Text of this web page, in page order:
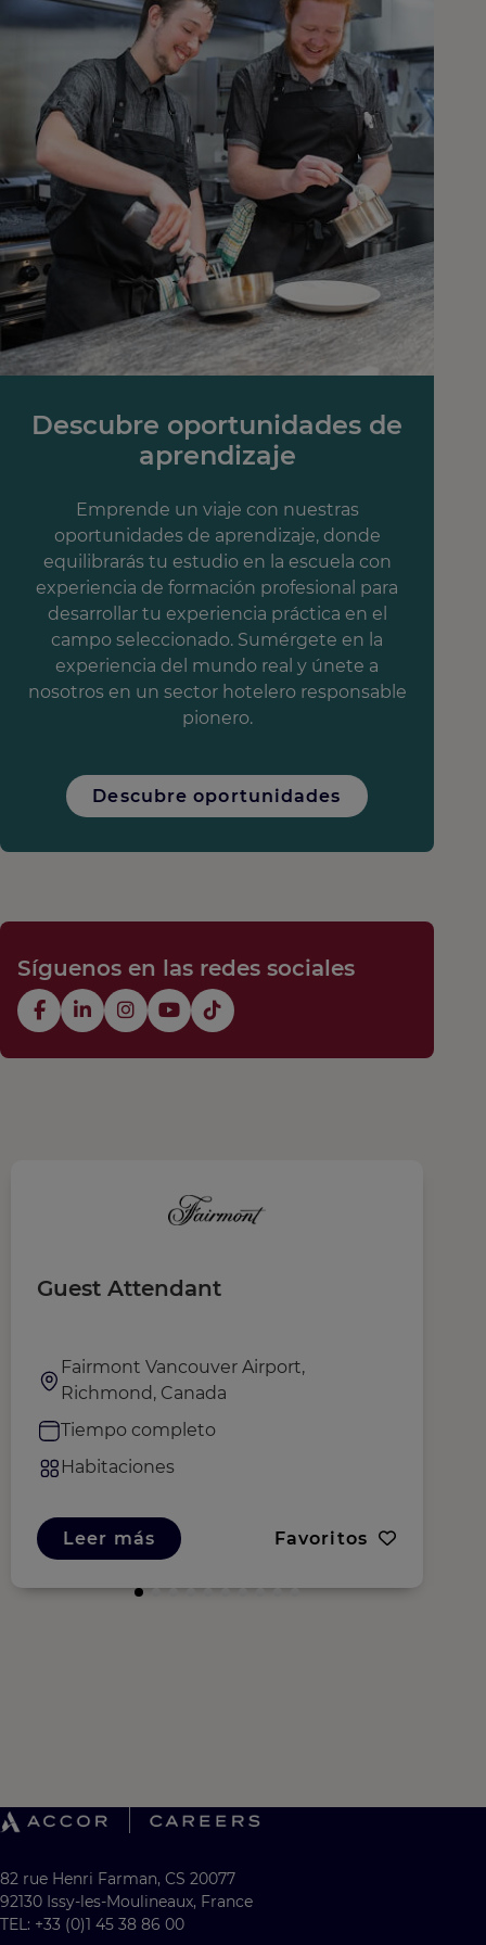
Descubre oportunidades de
aprendizaje
Emprende un viaje con nuestras
oportunidades de aprendizaje, donde
equilibrarás tu estudio en la escuela con
experiencia de formación profesional para
desarrollar tu experiencia práctica en el
campo seleccionado. Sumérgete en la
experiencia del mundo real y únete a
nosotros en un sector hotelero responsable
pionero.
Descubre oportunidades
Síguenos en las redes sociales
Guest Attendant
Fairmont Vancouver Airport,
Richmond, Canada
Tiempo completo
Habitaciones
Leer más Favoritos
82 rue Henri Farman, CS 20077
92130 Issy-les-Moulineaux, France
TEL: +33 (0)1 45 38 86 00